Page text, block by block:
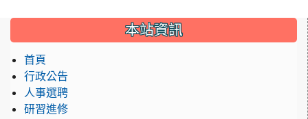
::: 本站資訊
首頁
行政公告
人事選聘
研習進修